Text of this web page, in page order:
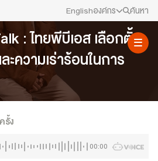
ฟรี ไม่มีโฆษณา
Englishองค์กร
สมัครงาน/ฝึกงาน
ข่าวประชาสัมพันธ์
ค้นหา
: ไทยพีบีเอส เลือกตั้ง
ะความเร่าร้อนในการ
ครั้ง
00:00